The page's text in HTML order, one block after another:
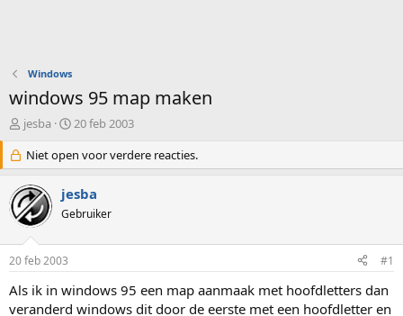
Windows
windows 95 map maken
O
d
e
r
w
e
p
s
t
a
jesba
S
a
r
d
a
m
20 feb 2003
Niet open voor verdere reacties.
jesba
Gebruiker
20 feb 2003 #1
Als ik in windows 95 een map aanmaak met hoofdletters dan
veranderd windows dit door de eerste met een hoofdletter en